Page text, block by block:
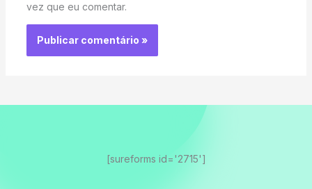
vez que eu comentar.
[sureforms id='2715']